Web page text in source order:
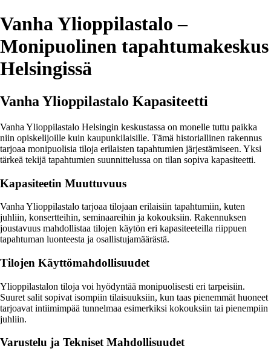
Vanha Ylioppilastalo –
Monipuolinen tapahtumakeskus
Helsingissä
Vanha Ylioppilastalo Kapasiteetti
Vanha Ylioppilastalo Helsingin keskustassa on monelle tuttu paikka
niin opiskelijoille kuin kaupunkilaisille. Tämä historiallinen rakennus
tarjoaa monipuolisia tiloja erilaisten tapahtumien järjestämiseen. Yksi
tärkeä tekijä tapahtumien suunnittelussa on tilan sopiva kapasiteetti.
Kapasiteetin Muuttuvuus
Vanha Ylioppilastalo tarjoaa tilojaan erilaisiin tapahtumiin, kuten
juhliin, konsertteihin, seminaareihin ja kokouksiin. Rakennuksen
joustavuus mahdollistaa tilojen käytön eri kapasiteeteilla riippuen
tapahtuman luonteesta ja osallistujamäärästä.
Tilojen Käyttömahdollisuudet
Ylioppilastalon tiloja voi hyödyntää monipuolisesti eri tarpeisiin.
Suuret salit sopivat isompiin tilaisuuksiin, kun taas pienemmät huoneet
tarjoavat intiimimpää tunnelmaa esimerkiksi kokouksiin tai pienempiin
juhliin.
Varustelu ja Tekniset Mahdollisuudet